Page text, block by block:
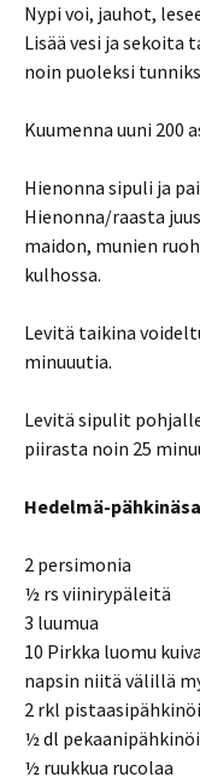
Nypi voi, jauhot,
Lisää vesi ja sekoita
noin puoleksi
Kuumenna uuni 200
Hienonna sipuli ja
Hienonna/raasta
maidon, munien
kulhossa.
Levitä taikina
minuuutia.
Levitä sipulit
piirasta noin 25
Hedelmä-
2 persimonia
½ rs viinirypäleitä
3 luumua
10 Pirkka luomu
napsin niitä välillä
2 rkl
½ dl
½ ruukkua rucolaa